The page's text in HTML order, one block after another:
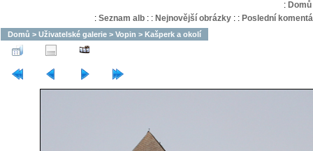
: Domů
: Seznam alb: : Nejnovější obrázky: : Poslední
Domů > Uživatelské galerie > Vopin > Kašperk a okolí